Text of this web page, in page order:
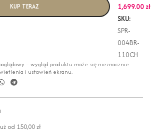
KUP TERAZ
1,699.00 zł
SKU:
SPR-
004BR-
110CH
– wygląd produktu może się nieznacznie
i ustawień ekranu.
od 150,00 zł